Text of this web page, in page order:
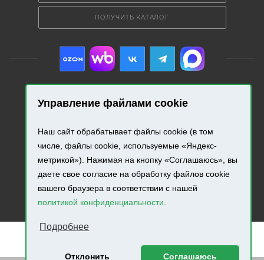
Управление файлами cookie
Наш сайт обрабатывает файлы cookie (в том
числе, файлы cookie, используемые «Яндекс-
метрикой»). Нажимая на кнопку «Соглашаюсь», вы
даете свое согласие на обработку файлов cookie
вашего браузера в соответствии с нашей
политикой конфиденциальности.
Подробнее
Отклонить Соглашаюсь
ПОЛУЧИТЬ КАТАЛОГ
2026 © «Промресурс». Все права защищены.
Разработка и продвижение сайта.